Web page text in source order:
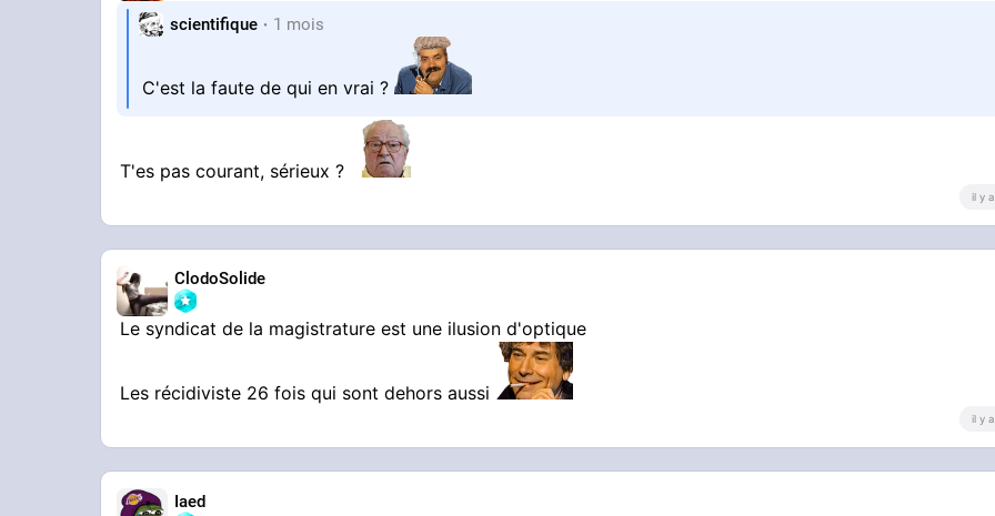
scientifique 1 mois
C'est la faute de qui en vrai ?
T'es pas courant, sérieux ?
il y
ClodoSolide
Le syndicat de la magistrature est une ilusion d'optique
Les récidiviste 26 fois qui sont dehors aussi
il y
Iaed